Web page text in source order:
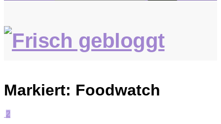
Markiert: Foodwatch
2